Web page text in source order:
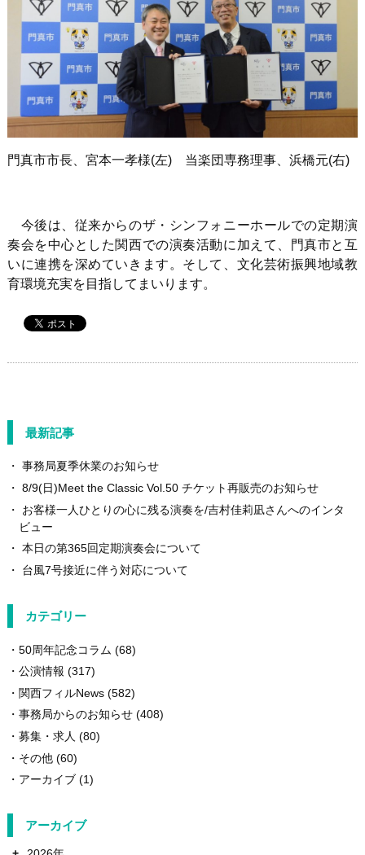
門真市市長、宮本一孝様(左) 当楽団専務理事、浜橋元(右)
今後は、従来からのザ・シンフォニーホールでの定期演
奏会を中心とした関西での演奏活動に加えて、門真市と互
いに連携を深めていきます。そして、文化芸術振興地域教
育環境充実を目指してまいります。
最新記事
事務局夏季休業のお知らせ
8/9(日)Meet the Classic Vol.50 チケット再販売のお知らせ
お客様一人ひとりの心に残る演奏を/吉村佳莉凪さんへのインタ
ビュー
本日の第365回定期演奏会について
台風7号接近に伴う対応について
カテゴリー
50周年記念コラム (68)
公演情報 (317)
関西フィルNews(582)
事務局からのお知らせ(408)
募集・求人 (80)
その他(60)
アーカイブ(1)
アーカイブ